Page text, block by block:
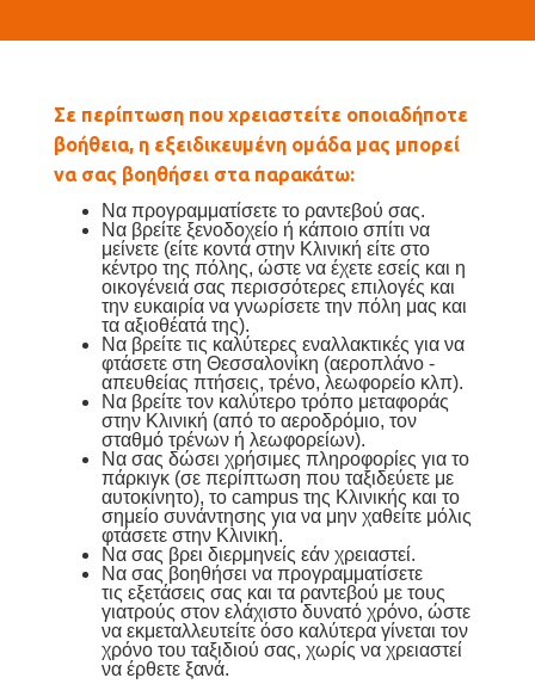
Σε περίπτωση που χρειαστείτε οποιαδήποτε
βοήθεια, η εξειδικευμένη ομάδα μας μπορεί
να σας βοηθήσει στα παρακάτω:
Να προγραμματίσετε το ραντεβού σας.
Να βρείτε ξενοδοχείο ή κάποιο σπίτι να
μείνετε (είτε κοντά στην Κλινική είτε στο
κέντρο της πόλης, ώστε να έχετε εσείς και η
οικογένειά σας περισσότερες επιλογές και
την ευκαιρία να γνωρίσετε την πόλη μας και
τα αξιοθέατά της).
Να βρείτε τις καλύτερες εναλλακτικές για να
φτάσετε στη Θεσσαλονίκη (αεροπλάνο -
απευθείας πτήσεις, τρένο, λεωφορείο κλπ).
Να βρείτε τον καλύτερο τρόπο μεταφοράς
στην Κλινική (από το αεροδρόμιο, τον
σταθμό τρένων ή λεωφορείων).
Να σας δώσει χρήσιμες πληροφορίες για το
πάρκιγκ (σε περίπτωση που ταξιδεύετε με
αυτοκίνητο), το campus της Κλινικής και το
σημείο συνάντησης για να μην χαθείτε μόλις
φτάσετε στην Κλινική.
Να σας βρει διερμηνείς εάν χρειαστεί.
Να σας βοηθήσει να προγραμματίσετε
τις εξετάσεις σας και τα ραντεβού με τους
γιατρούς στον ελάχιστο δυνατό χρόνο, ώστε
να εκμεταλλευτείτε όσο καλύτερα γίνεται τον
χρόνο του ταξιδιού σας, χωρίς να χρειαστεί
να έρθετε ξανά.